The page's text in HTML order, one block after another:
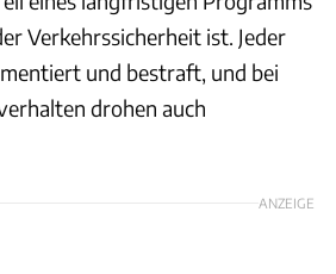
Verkehrssicherheit ist. Jeder
und bestraft, und bei
drohen auch
ANZEIGE